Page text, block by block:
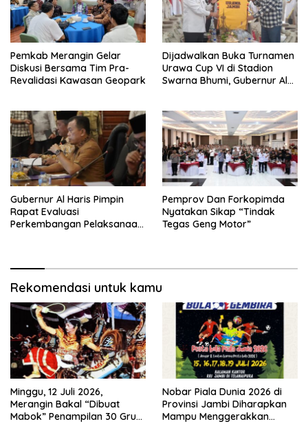
Pemkab Merangin Gelar
Diskusi Bersama Tim Pra-
Revalidasi Kawasan Geopark
Dijadwalkan Buka Turnamen
Urawa Cup VI di Stadion
Swarna Bhumi, Gubernur Al
Gubernur Al Haris Pimpin
Rapat Evaluasi
Perkembangan Pelaksanaan
Pemprov Dan Forkopimda
Nyatakan Sikap “Tindak
Tegas Geng Motor”
Rekomendasi untuk kamu
Minggu, 12 Juli 2026,
Merangin Bakal “Dibuat
Mabok” Penampilan 30 Grup
Nobar Piala Dunia 2026 di
Provinsi Jambi Diharapkan
Mampu Menggerakkan